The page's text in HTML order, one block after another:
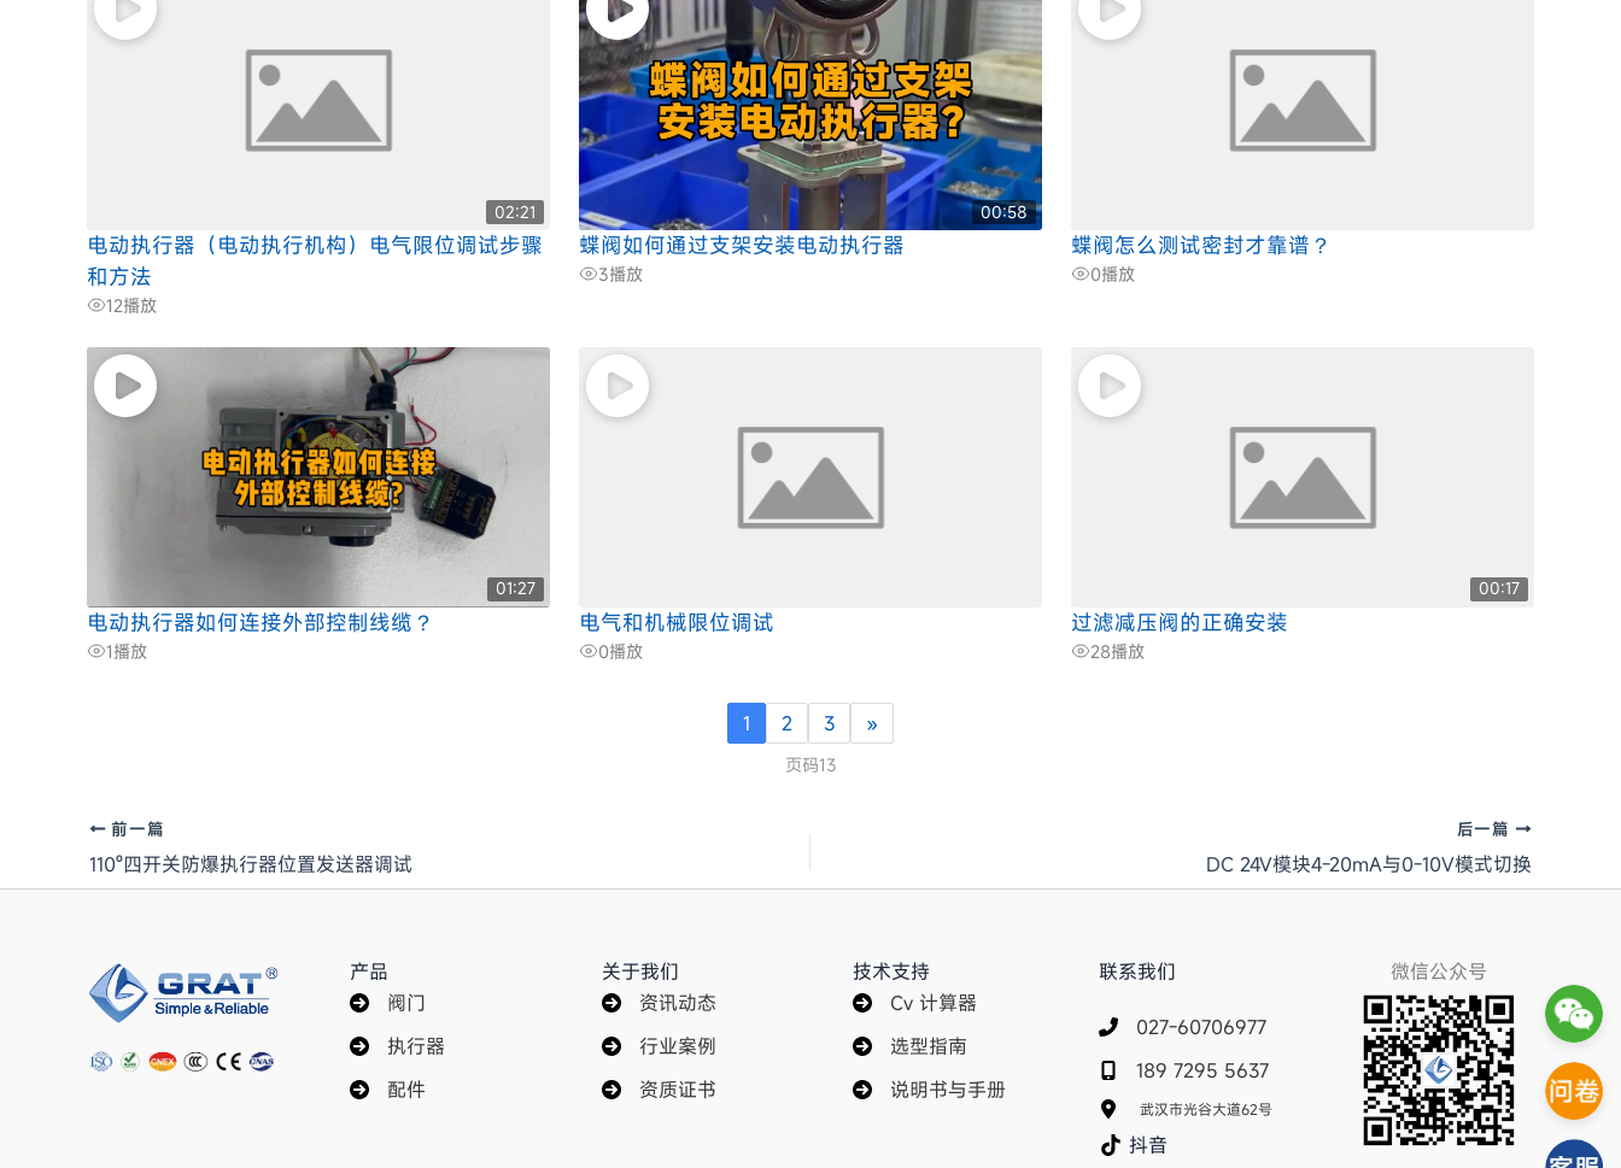
02:21
电动执行器（电动执行机构）电气限位调试步骤
和方法
12播放
00:58
蝶阀如何通过支架安装电动执行器
3播放
蝶阀怎么测试密封才靠谱？
0播放
01:27
电动执行器如何连接外部控制线缆？
1播放
电气和机械限位调试
0播放
00:17
过滤减压阀的正确安装
28播放
1 2 3 »
页码13
前一篇
110º四开关防爆执行器位置发送器调试
后一篇
DC 24V模块4-20mA与0-10V模式切换
产品
阀门
执行器
配件
关于我们
资讯动态
行业案例
资质证书
技术支持
Cv 计算器
选型指南
说明书与手册
联系我们
027-60706977
189 7295 5637
武汉市光谷大道62号
抖音
微信公众号